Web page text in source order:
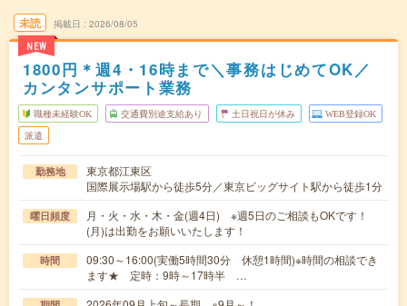
未読
NEW
掲載日 2026/08/05
1800円＊週4・16時まで＼事務はじめてOK／
カンタンサポート業務
職種未経験OK 交通費別途支給あり 土日祝日が休み WEB登録OK
派遣
勤務地
東京都江東区
国際展示場駅から徒歩5分／東京ビッグサイト駅から徒歩1分
曜日頻度
月・火・水・木・金(週4日) ※週5日のご相談もOKです！
(月)は出勤をお願いいたします！
時間
09:30～16:00(実働5時間30分 休憩1時間)※時間の相談でき
ます★ 定時：9時～17時半 …